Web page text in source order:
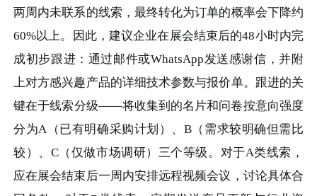
两周内未联系的线索，最终转化为订单的概率会下降约
60%以上。因此，建议企业在展会结束后的48小时内完
成初步跟进：通过邮件或WhatsApp发送感谢信，并附
上对方感兴趣产品的详细技术参数与报价单。跟进的关
键在于线索分级——将收集到的名片和问卷按意向强度
分为A（已有明确采购计划）、B（需求较明确但需比
较）、C（仅做市场调研）三个等级。对于A类线索，
应在展会结束后一周内安排远程视频会议，讨论具体合